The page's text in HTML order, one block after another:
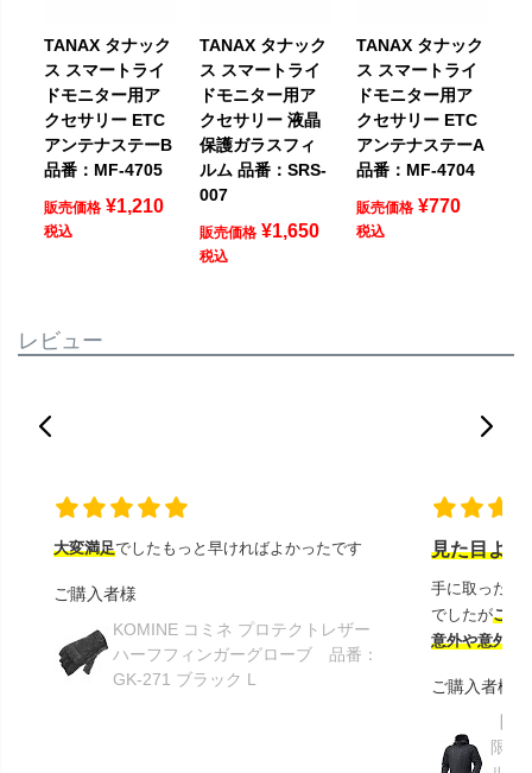
TANAX タナック
ス スマートライ
ドモニター用ア
クセサリー ETC
アンテナステーB
品番：MF-4705
販売価格 ¥1,210
税込
TANAX タナック
ス スマートライ
ドモニター用ア
クセサリー 液晶
保護ガラスフィ
ルム 品番：SRS-
007
販売価格 ¥1,650
税込
TANAX タナック
ス スマートライ
ドモニター用ア
クセサリー ETC
アンテナステーA
品番：MF-4704
販売価格 ¥770
税込
レビュー
大変満足でしたもっと早ければよかったです
ご購入者様
KOMINE コミネ プロテクトレザー
ハーフフィンガーグローブ 品番：
GK-271 ブラック L
見た目より
手に取ったと
でしたがこの
意外や意外ス
ご購入者様
限り